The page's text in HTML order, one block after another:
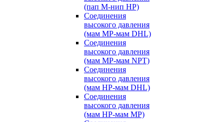
(пап M-нип HP)
Соединения
высокого давления
(мам MP-мам DHL)
Соединения
высокого давления
(мам MP-мам NPT)
Соединения
высокого давления
(мам HP-мам DHL)
Соединения
высокого давления
(мам HP-мам MP)